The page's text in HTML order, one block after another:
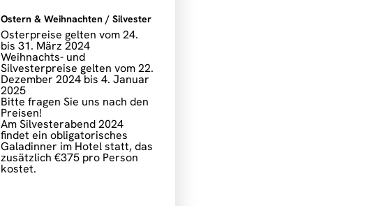
Ostern & Weihnachten / Silvester
Osterpreise gelten vom 24.
bis 31. März 2024
Weihnachts- und
Silvesterpreise gelten vom 22.
Dezember 2024 bis 4. Januar
2025
Bitte fragen Sie uns nach den
Preisen!
Am Silvesterabend 2024
findet ein obligatorisches
Galadinner im Hotel statt, das
zusätzlich €375 pro Person
kostet.